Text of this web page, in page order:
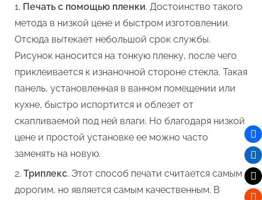
Печать с помощью пленки. Достоинство такого
метода в низкой цене и быстром изготовлении.
Отсюда вытекает небольшой срок службы.
Рисунок наносится на тонкую пленку, после чего
приклеивается к изнаночной стороне стекла. Такая
панель, установленная в ванном помещении или
кухне, быстро испортится и облезет от
скапливаемой под ней влаги. Но благодаря низкой
цене и простой установке ее можно часто
заменять на новую.
Триплекс. Этот способ печати считается самым
дорогим, но является самым качественным. В